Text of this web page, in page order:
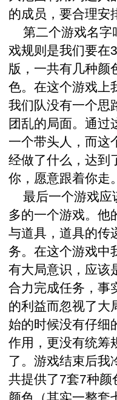
的成员，要合理安
第二个游戏名字
戏规则是我们要在
版，一共有几种颜
色。在这个游戏上
我们队没有一个思
团乱的局面。通过
一个带头人，而这
经做了什么，达到
你，愿意跟着你走
最后一个游戏应
多的一个游戏。他
与道具，道具的传
务。在这个游戏中
有大局意识，应该
合力完成任务，事
的利益而忽视了大
始的时候没有仔细
作用，更没有统筹
了。游戏结束后我
共提供了7套7种